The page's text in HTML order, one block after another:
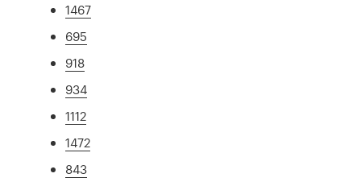
1467
695
918
934
1112
1472
843